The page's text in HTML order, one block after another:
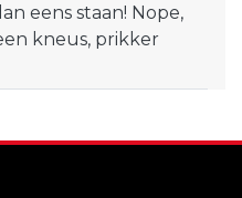
eens staan! Nope,
kneus, prikker